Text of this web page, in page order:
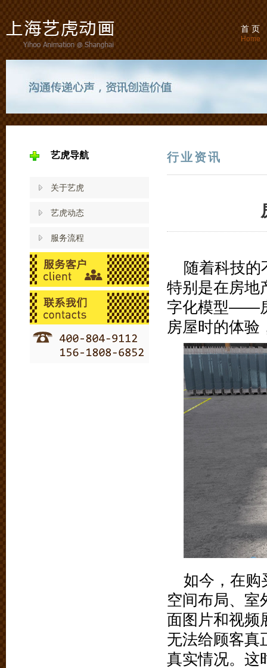
首 页
Home
艺虎导航
关于艺虎
艺虎动态
服务流程
行业资讯
随着科技
特别是在房地
字化模型——
房屋时的体验
如今，在购
空间布局、室
面图片和视
无法给顾客真
真实情况。这